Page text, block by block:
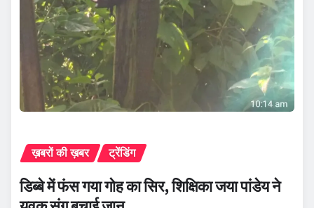
ख़बरों की ख़बर ट्रेंडिंग
डिब्बे में फंस गया गोह का सिर, शिक्षिका जया पांडेय ने